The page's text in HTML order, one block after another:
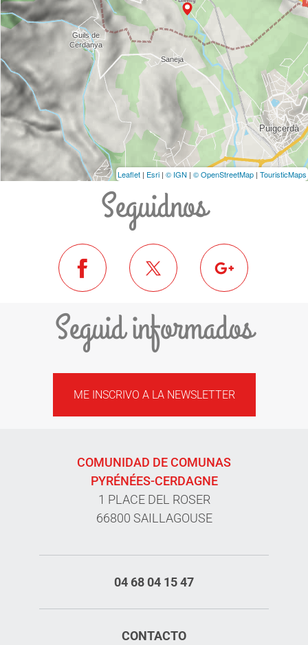
Leaflet | Esri | © IGN | © OpenStreetMap | TouristicMaps
Seguidnos
Seguid informados
ME INSCRIVO A LA NEWSLETTER
COMUNIDAD DE COMUNAS
PYRÉNÉES-CERDAGNE
1 PLACE DEL ROSER
66800 SAILLAGOUSE
04 68 04 15 47
CONTACTO